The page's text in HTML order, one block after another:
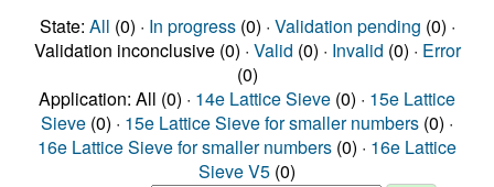
State: All (0) · In progress(0) · Validation pending (0) ·
Validation inconclusive (0) · Valid (0) · Invalid (0) · Error
(0)
Application: All (0) · 14e Lattice Sieve (0) · 15e Lattice
Sieve (0) · 15e Lattice Sieve for smaller numbers (0) ·
16e Lattice Sieve for smaller numbers (0) · 16e Lattice
Sieve V5 (0)